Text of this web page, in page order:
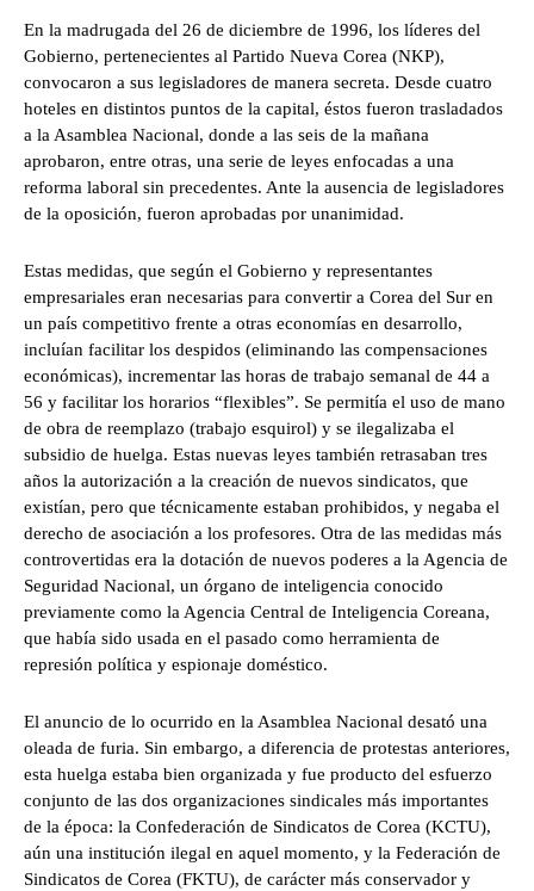
En la madrugada del 26 de diciembre de 1996, los líderes del
Gobierno, pertenecientes al Partido Nueva Corea (NKP),
convocaron a sus legisladores de manera secreta. Desde cuatro
hoteles en distintos puntos de la capital, éstos fueron trasladados
a la Asamblea Nacional, donde a las seis de la mañana
aprobaron, entre otras, una serie de leyes enfocadas a una
reforma laboral sin precedentes. Ante la ausencia de legisladores
de la oposición, fueron aprobadas por unanimidad.
Estas medidas, que según el Gobierno y representantes
empresariales eran necesarias para convertir a Corea del Sur en
un país competitivo frente a otras economías en desarrollo,
incluían facilitar los despidos (eliminando las compensaciones
económicas), incrementar las horas de trabajo semanal de 44 a
56 y facilitar los horarios “flexibles”. Se permitía el uso de mano
de obra de reemplazo (trabajo esquirol) y se ilegalizaba el
subsidio de huelga. Estas nuevas leyes también retrasaban tres
años la autorización a la creación de nuevos sindicatos, que
existían, pero que técnicamente estaban prohibidos, y negaba el
derecho de asociación a los profesores. Otra de las medidas más
controvertidas era la dotación de nuevos poderes a la Agencia de
Seguridad Nacional, un órgano de inteligencia conocido
previamente como la Agencia Central de Inteligencia Coreana,
que había sido usada en el pasado como herramienta de
represión política y espionaje doméstico.
El anuncio de lo ocurrido en la Asamblea Nacional desató una
oleada de furia. Sin embargo, a diferencia de protestas anteriores,
esta huelga estaba bien organizada y fue producto del esfuerzo
conjunto de las dos organizaciones sindicales más importantes
de la época: la Confederación de Sindicatos de Corea (KCTU),
aún una institución ilegal en aquel momento, y la Federación de
Sindicatos de Corea (FKTU), de carácter más conservador y